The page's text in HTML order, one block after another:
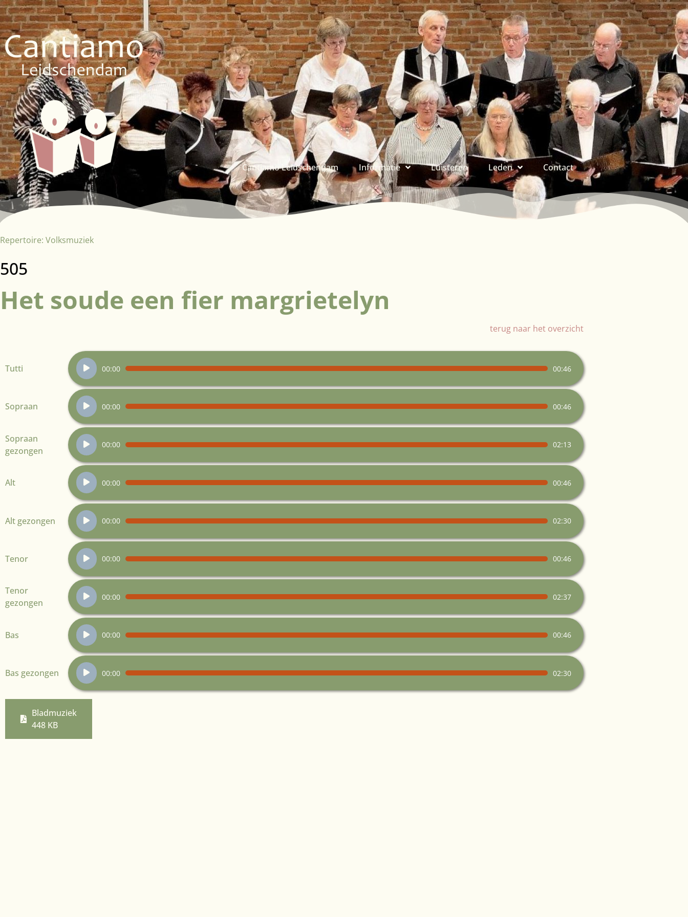
Cantiamo Leidschendam Informatie Luisteren Leden Contact
Repertoire: Volksmuziek
505
Het soude een fier margrietelyn
terug naar het overzicht
Tutti
Audiospeler
00:00 00:46
Sopraan
Audiospeler
00:00 00:46
Sopraan
gezongen
Audiospeler
00:00 02:13
Alt
Audiospeler
00:00 00:46
Alt gezongen
Audiospeler
00:00 02:30
Tenor
Audiospeler
00:00 00:46
Tenor
gezongen
Audiospeler
00:00 02:37
Bas
Audiospeler
00:00 00:46
Bas gezongen
Audiospeler
00:00 02:30
Bladmuziek
448 KB